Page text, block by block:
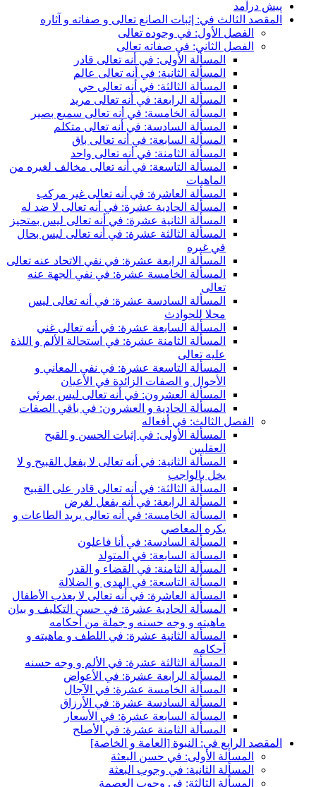
پيش ‏درآمد
المقصد الثالث في: إثبات الصانع تعالى و صفاته و آثاره
الفصل الأول: في وجوده تعالى
الفصل الثاني: في صفاته تعالى
المسألة الأولى: في أنه تعالى قادر
المسألة الثانية: في أنه تعالى عالم
المسألة الثالثة: في أنه تعالى حي
المسألة الرابعة: في أنه تعالى مريد
المسألة الخامسة: في أنه تعالى سميع بصير
المسألة السادسة: في أنه تعالى متكلم
المسألة السابعة: في أنه تعالى باق
المسألة الثامنة: في أنه تعالى واحد
المسألة التاسعة: في أنه تعالى مخالف لغيره من
الماهيات
المسألة العاشرة: في أنه تعالى غير مركب
المسألة الحادية عشرة: في أنه تعالى لا ضد له
المسألة الثانية عشرة: في أنه تعالى ليس بمتحيز
المسألة الثالثة عشرة: في أنه تعالى ليس بحال
في غيره
المسألة الرابعة عشرة: في نفي الاتحاد عنه تعالى
المسألة الخامسة عشرة: في نفي الجهة عنه
تعالى
المسألة السادسة عشرة: في أنه تعالى ليس
محلا للحوادث
المسألة السابعة عشرة: في أنه تعالى غني
المسألة الثامنة عشرة: في استحالة الألم و اللذة
عليه تعالى
المسألة التاسعة عشرة: في نفي المعاني و
الأحوال و الصفات الزائدة في الأعيان
المسألة العشرون: في أنه تعالى ليس بمرئي
المسألة الحادية و العشرون: في باقي الصفات
الفصل الثالث: في أفعاله
المسألة الأولى: في إثبات الحسن و القبح
العقليين
المسألة الثانية: في أنه تعالى لا يفعل القبيح و لا
يخل بالواجب
المسألة الثالثة: في أنه تعالى قادر على القبيح
المسألة الرابعة: في أنه يفعل لغرض
المسألة الخامسة: في أنه تعالى يريد الطاعات و
يكره المعاصي
المسألة السادسة: في أنا فاعلون
المسألة السابعة: في المتولد
المسألة الثامنة: في القضاء و القدر
المسألة التاسعة: في الهدى و الضلالة
المسألة العاشرة: في أنه تعالى لا يعذب الأطفال
المسألة الحادية عشرة: في حسن التكليف و بيان
ماهيته و وجه حسنه و جملة من أحكامه
المسألة الثانية عشرة: في اللطف و ماهيته و
أحكامه
المسألة الثالثة عشرة: في الألم و وجه حسنه
المسألة الرابعة عشرة: في الأعواض
المسألة الخامسة عشرة: في الآجال
المسألة السادسة عشرة: في الأرزاق
المسألة السابعة عشرة: في الأسعار
المسألة الثامنة عشرة: في الأصلح
المقصد الرابع في: النبوة [العامة و الخاصة]
المسألة الأولى: في حسن البعثة
المسألة الثانية: في وجوب البعثة
المسألة الثالثة: في وجوب العصمة